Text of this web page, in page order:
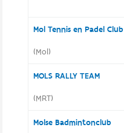
Mol Tennis en Padel Club
(Mol)
MOLS RALLY TEAM
(MRT)
Molse Badmintonclub